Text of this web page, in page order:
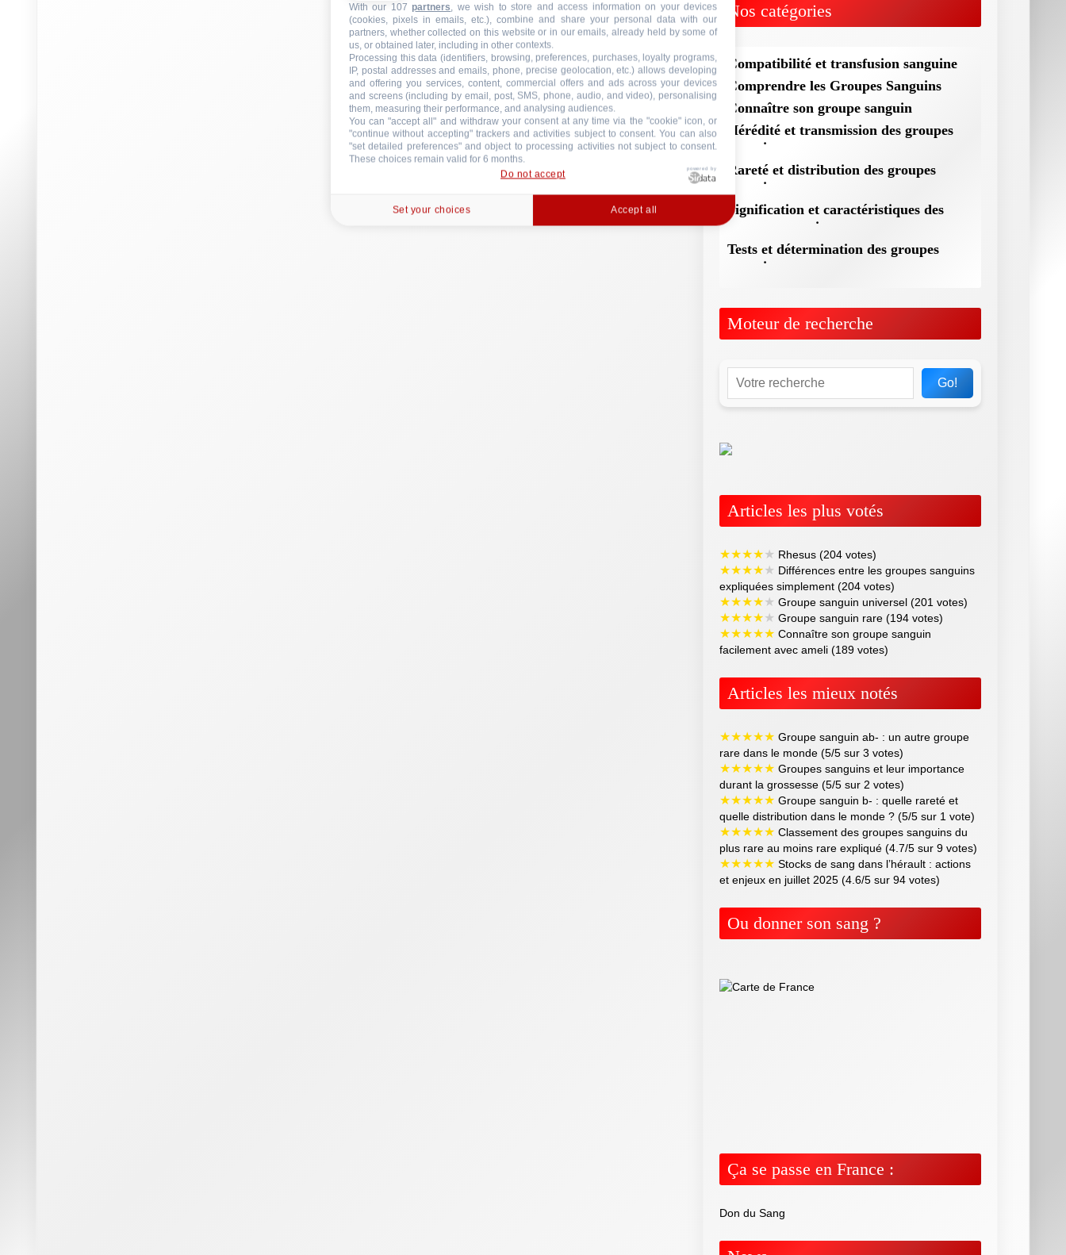
Nos catégories
Compatibilité et transfusion sanguine
Comprendre les Groupes Sanguins
Connaître son groupe sanguin
Hérédité et transmission des groupes
sanguins
Rareté et distribution des groupes
sanguins
Signification et caractéristiques des
groupes sanguins
Tests et détermination des groupes
sanguins
Moteur de recherche
Go!
Articles les plus votés
★★★★★ Rhesus (204 votes)
★★★★★ Différences entre les groupes sanguins
expliquées simplement (204 votes)
★★★★★ Groupe sanguin universel (201 votes)
★★★★★ Groupe sanguin rare (194 votes)
★★★★★ Connaître son groupe sanguin
facilement avec ameli (189 votes)
Articles les mieux notés
★★★★★ Groupe sanguin ab- : un autre groupe
rare dans le monde (5/5 sur 3 votes)
★★★★★ Groupes sanguins et leur importance
durant la grossesse (5/5 sur 2 votes)
★★★★★ Groupe sanguin b- : quelle rareté et
quelle distribution dans le monde ? (5/5 sur 1 vote)
★★★★★ Classement des groupes sanguins du
plus rare au moins rare expliqué (4.7/5 sur 9 votes)
★★★★★ Stocks de sang dans l’hérault : actions
et enjeux en juillet 2025 (4.6/5 sur 94 votes)
Ou donner son sang ?
Ça se passe en France :
Don du Sang
With our 107 partners , we wish to store and access information on your devices
(cookies, pixels in emails, etc.), combine and share your personal data with our
partners, whether collected on this website or in our emails, already held by some of
us, or obtained later, including in other contexts.
Processing this data (identifiers, browsing, preferences, purchases, loyalty programs,
IP, postal addresses and emails, phone, precise geolocation, etc.) allows developing
and offering you services, content, commercial offers and ads across your devices
and screens (including by email, post, SMS, phone, audio, and video), personalising
them, measuring their performance, and analysing audiences.
You can "accept all" and withdraw your consent at any time via the "cookie" icon, or
"continue without accepting" trackers and activities subject to consent. You can also
"set detailed preferences" and object to processing activities not subject to consent.
These choices remain valid for 6 months.
Do not accept
powered by
Set your choices Accept all